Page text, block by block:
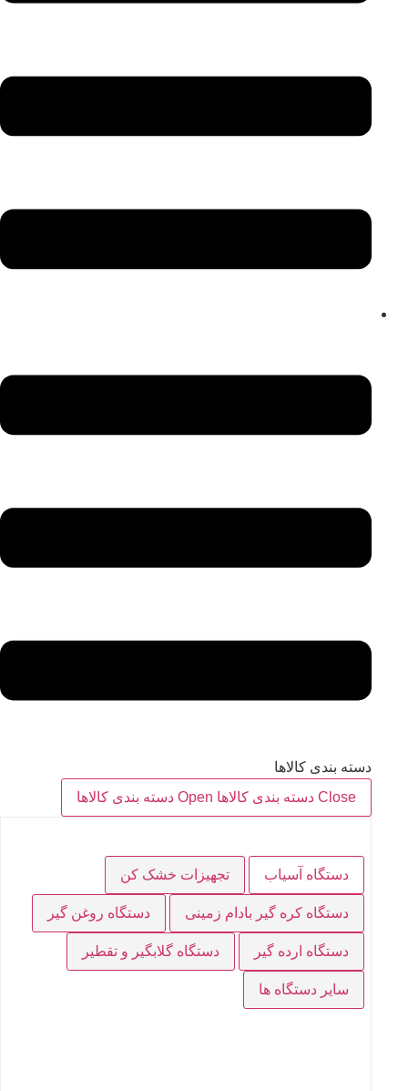
دسته بندی کالاها
Close دسته بندی کالاها
Open دسته بندی کالاها
دستگاه آسیاب تجهیزات خشک کن
دستگاه کره گیر بادام زمینی دستگاه روغن گیر
دستگاه ارده گیر دستگاه گلابگیر و تقطیر
سایر دستگاه ها